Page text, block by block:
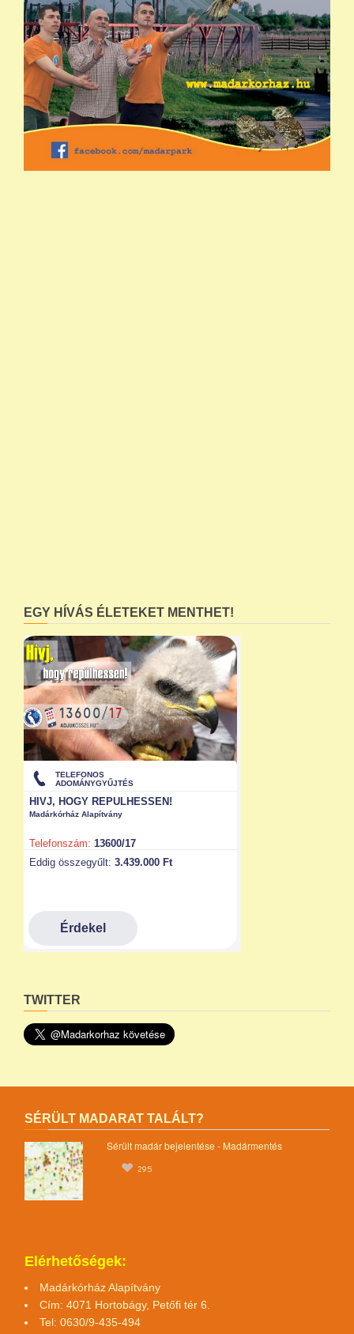
EGY HÍVÁS ÉLETEKET MENTHET!
TWITTER
SÉRÜLT MADARAT TALÁLT?
Sérült madár bejelentése - Madármentés
295
Elérhetőségek:
Madárkórház Alapítvány
Cím: 4071 Hortobágy, Petőfi tér 6.
Tel: 0630/9-435-494